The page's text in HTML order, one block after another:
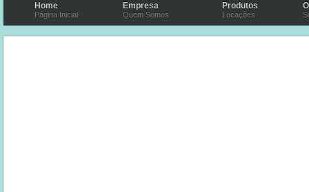
Home
Página Inicial
Empresa
Quem Somos
Produtos
Locações